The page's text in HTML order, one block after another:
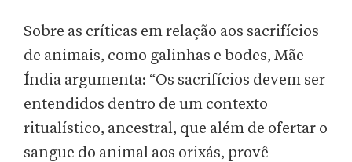
Sobre as críticas em relação aos sacrifícios
de animais, como galinhas e bodes, Mãe
Índia argumenta: “Os sacrifícios devem ser
entendidos dentro de um contexto
ritualístico, ancestral, que além de ofertar o
sangue do animal aos orixás, provê